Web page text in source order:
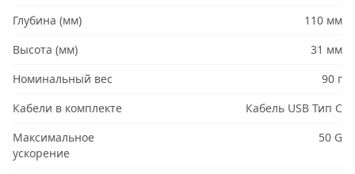
Глубина (мм)
110 мм
Высота (мм)
31 мм
Номинальный вес
90 г
Кабели в комплекте
Кабель USB Тип C
Максимальное
ускорение
50 G